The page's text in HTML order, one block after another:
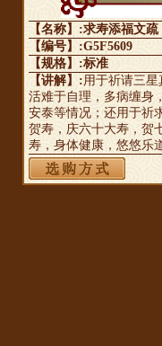
【名称】:求寿添福文疏
【编号】:G5F5609
【规格】:标准
【讲解】:用于祈请三
活难于自理，多病缠身
安泰等情况；还用于祈
贺寿，庆六十大寿，贺
寿，身体健康，悠悠乐